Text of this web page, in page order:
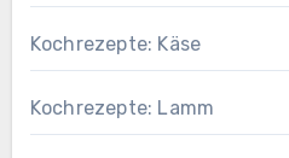
Kochrezepte: Käse
Kochrezepte: Lamm